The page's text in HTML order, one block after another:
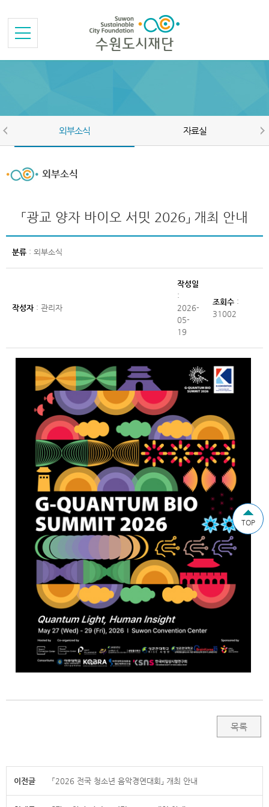
외부소식 자료실
외부소식
「광교 양자 바이오 서밋 2026」 개최 안내
분류 : 외부소식
작성자: 관리자
작성일
:
2026-
05-
19
조회수 :
31002
목록
이전글 「2026 전국 청소년 음악경연대회」 개최 안내
TOP